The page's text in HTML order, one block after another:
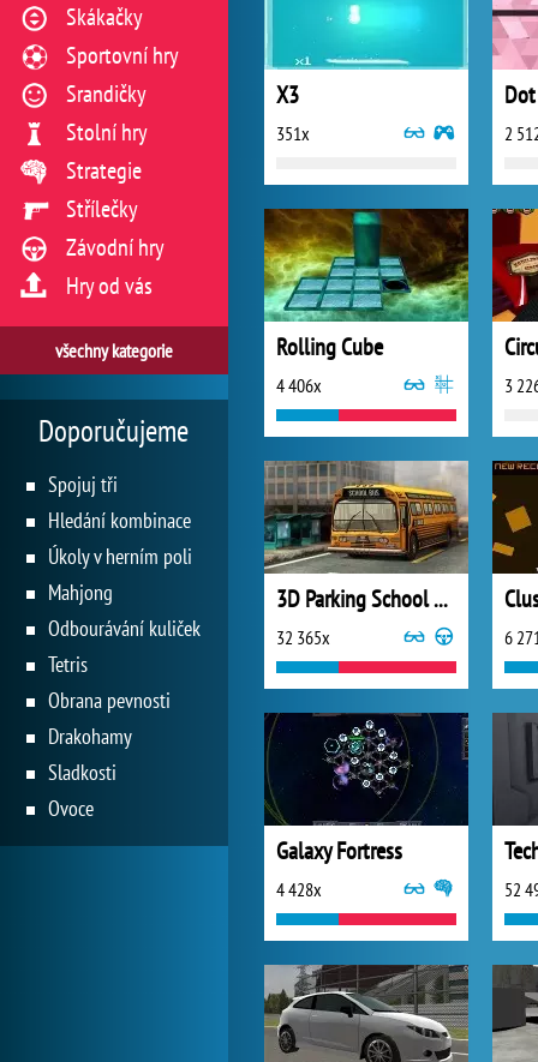
X3
351x 2
Rolling Cube
4 406x 3
3D Parking School Bus Mania
32 365x 6
Galaxy Fortress
4 428x 52
Skákačky
Sportovní hry
Srandičky
Stolní hry
Strategie
Střílečky
Závodní hry
Hry od vás
všechny kategorie
Doporučujeme
Spojuj tři
Hledání kombinace
Úkoly v herním poli
Mahjong
Odbourávání kuliček
Tetris
Obrana pevnosti
Drakohamy
Sladkosti
Ovoce